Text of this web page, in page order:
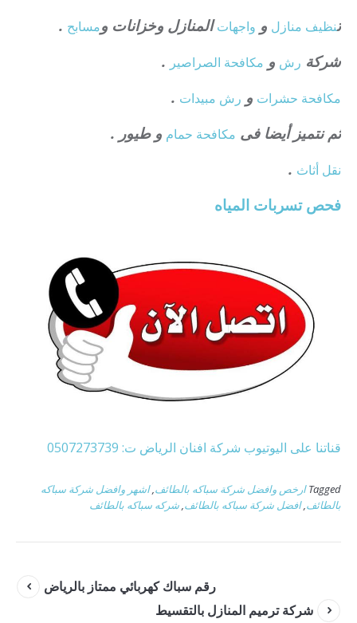
تنظيف منازل و واجهاتالمنازل وخزانات ومسابح .
شركة رش و مكافحة الصراصير .
مكافحة حشرات و رش مبيدات .
ثم نتميز أيضا فى مكافحة حمام و طيور .
نقل أثاث .
فحص تسربات المياه
قناتنا على اليوتيوب شركة افنان الرياض ت: 0507273739
Tagged ارخص وافضل شركة سباكه بالطائف,اشهر وافضل شركة سباكه
بالطائف,افضل شركة سباكه بالطائف,شركه سباكه بالطائف
رقم سباك كهربائي ممتاز بالرياض
شركة ترميم المنازل بالتقسيط